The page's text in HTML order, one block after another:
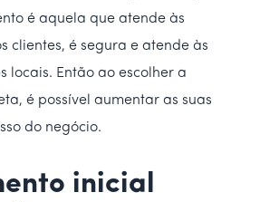
é aquela que atende às
clientes, é segura e atende às
locais. Então ao escolher a
é possível aumentar as suas
do negócio.
inicial